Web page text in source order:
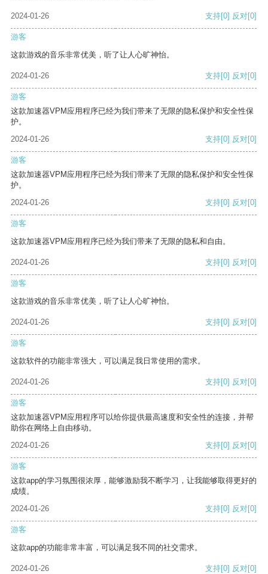
2024-01-26 支持[0] 反对[0]
游客
这款游戏的音乐非常优美，听了让人心旷神怡。
2024-01-26 支持[0] 反对[0]
游客
这款加速器VPM应用程序已经为我们带来了无限的隐私保护和安全性保
护。
2024-01-26
支持[0] 反对[0]
游客
这款加速器VPM应用程序已经为我们带来了无限的隐私保护和安全性保
护。
2024-01-26
支持[0] 反对[0]
游客
这款加速器VPM应用程序已经为我们带来了无限的隐私和自由。
2024-01-26 支持[0] 反对[0]
游客
这款游戏的音乐非常优美，听了让人心旷神怡。
2024-01-26 支持[0] 反对[0]
游客
这款软件的功能非常强大，可以满足我日常使用的需求。
2024-01-26 支持[0] 反对[0]
游客
这款加速器VPM应用程序可以给你提供最高速度和安全性的连接，并帮
助你在网络上自由移动。
2024-01-26
支持[0] 反对[0]
游客
这款app的学习氛围很浓厚，能够激励我不断学习，让我能够取得更好的
成绩。
2024-01-26
支持[0] 反对[0]
游客
这款app的功能非常丰富，可以满足我不同的社交需求。
2024-01-26 支持[0] 反对[0]